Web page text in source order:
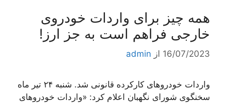
همه چیز برای واردات خودروی
خارجی فراهم است به جز ارز!
16/07/2023 از admin
واردات خودروهای کارکرده قانونی شد. شنبه ۲۴ تیر ماه
سخنگوی شورای نگهبان اعلام کرد: «واردات خودروهای